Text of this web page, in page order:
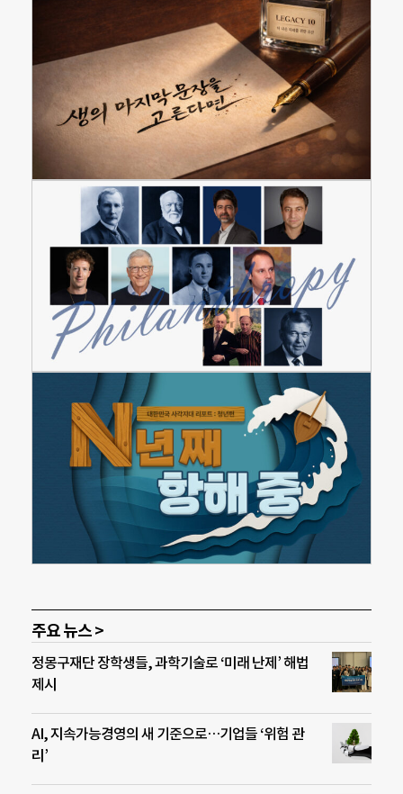
주요 뉴스 >
정몽구재단 장학생들, 과학기술로 ‘미래 난제’ 해법
제시
AI, 지속가능경영의 새 기준으로…기업들 ‘위험 관
리’